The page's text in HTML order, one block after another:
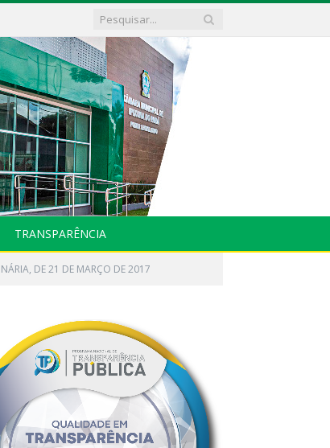
TRANSPARÊNCIA
DE 21 DE MARÇO DE 2017